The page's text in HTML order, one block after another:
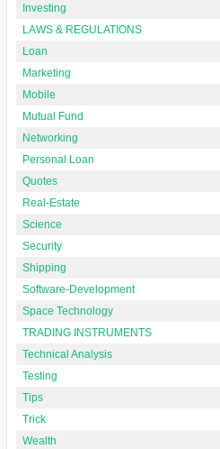
Investing
LAWS & REGULATIONS
Loan
Marketing
Mobile
Mutual Fund
Networking
Personal Loan
Quotes
Real-Estate
Science
Security
Shipping
Software-Development
Space Technology
TRADING INSTRUMENTS
Technical Analysis
Testing
Tips
Trick
Wealth